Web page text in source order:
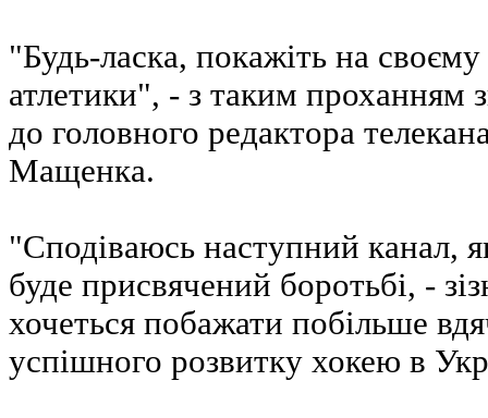
"Будь-ласка, покажіть на своєму
атлетики", - з таким проханням
до головного редактора
Мащенка.
"Сподіваюсь наступний канал,
буде присвячений боротьбі, -
хочеться побажати побільше
успішного розвитку хокею в